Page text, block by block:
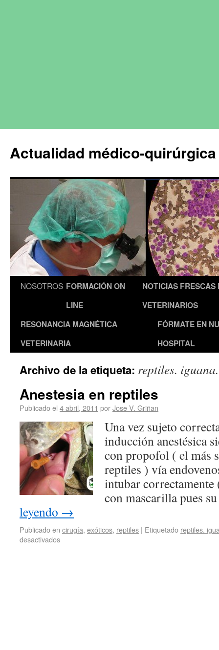
Actualidad médico-
NOSOTROS FORMACIÓN ON
LINE
NOTICIAS FRESCAS
VETERINARIOS
RESONANCIA MAGNÉTICA
VETERINARIA
FÓRMATE EN
HOSPITAL
Archivo de la etiqueta: reptiles.
Anestesia en reptiles
Publicado el 4 abril, 2011 porJose V. Griñan
Una vez sujeto
inducción anestésica
con propofol ( el más
reptiles ) vía
intubar correctamente
con mascarilla pues
leyendo →
Publicado en cirugía, exóticos, reptiles | Etiquetado reptiles.
desactivados